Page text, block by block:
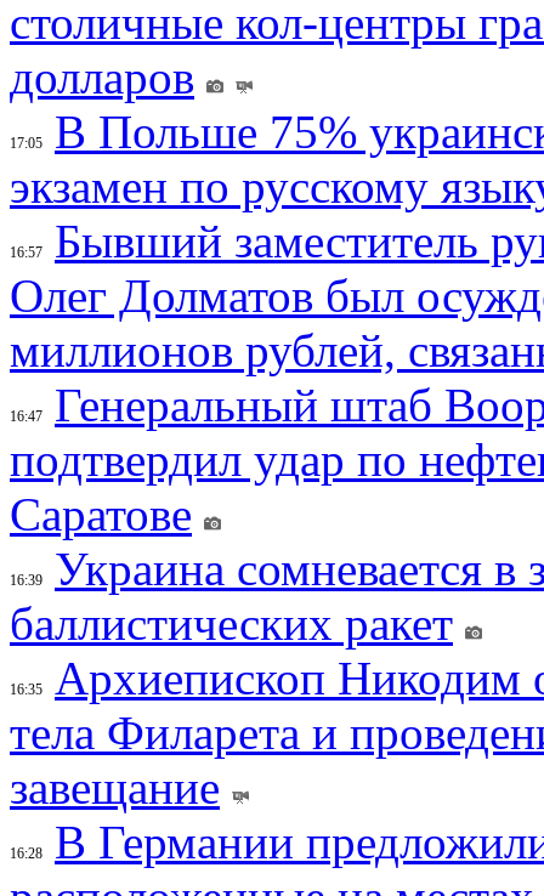
столичные кол-центры
долларов
17:05
В Польше 75%
экзамен по русскому
16:57
Бывший заместитель
Олег Долматов был
миллионов рублей,
16:47
Генеральный штаб
подтвердил удар по
Саратове
16:39
Украина сомневается в
баллистических ракет
16:35
Архиепископ
тела Филарета и
завещание
16:28
В Германии